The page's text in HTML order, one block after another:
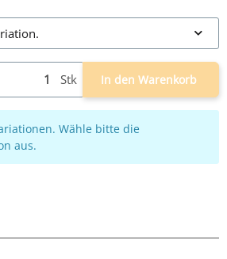
Stk In den Warenkorb
Wähle bitte die
aus.